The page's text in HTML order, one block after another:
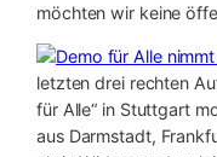
möchten wir keine
letzten drei rechten
für Alle“ in Stuttgart
aus Darmstadt,